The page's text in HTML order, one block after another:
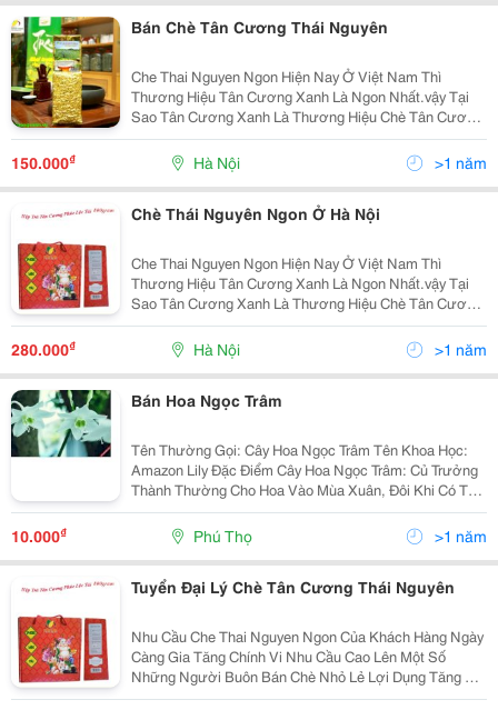
Bán Chè Tân Cương Thái Nguyên
Che Thai Nguyen Ngon Hiện Nay Ở Việt Nam Thì
Thương Hiệu Tân Cương Xanh Là Ngon Nhất.vậy Tại
Sao Tân Cương Xanh Là Thương Hiệu Chè Tân Cương
Thái Nguyên Ngon Nhất Ở Việt Nam Thứ 1 : Tân
Cương Xanh Có Nhà Máy Sản Xuất Chế Biến Chè Thái
Nguyên Chất
150.000₫ Hà Nội >1 năm
Chè Thái Nguyên Ngon Ở Hà Nội
Che Thai Nguyen Ngon Hiện Nay Ở Việt Nam Thì
Thương Hiệu Tân Cương Xanh Là Ngon Nhất.vậy Tại
Sao Tân Cương Xanh Là Thương Hiệu Chè Tân Cương
Thái Nguyên Ngon Nhất Ở Việt Nam Thứ 1 : Tân
Cương Xanh Có Nhà Máy Sản Xuất Chế Biến Chè Thái
Nguyên Chất
280.000₫ Hà Nội >1 năm
Bán Hoa Ngọc Trâm
Tên Thường Gọi: Cây Hoa Ngọc Trâm Tên Khoa Học:
Amazon Lily Đặc Điểm Cây Hoa Ngọc Trâm: Củ Trưởng
Thành Thường Cho Hoa Vào Mùa Xuân, Đôi Khi Có Thể
Nở Rải Rác Trong Năm Tùy Khí Hậu Từng Vùng Và
Cách Chăm Bón . Một Vòi Hoa T
10.000₫ Phú Thọ >1 năm
Tuyển Đại Lý Chè Tân Cương Thái Nguyên
Nhu Cầu Che Thai Nguyen Ngon Của Khách Hàng Ngày
Càng Gia Tăng Chính Vi Nhu Cầu Cao Lên Một Số
Những Người Buôn Bán Chè Nhỏ Lẻ Lợi Dụng Tăng Giá
Cũng Như Nhập Các Loại Chè Của Các Vùng Miền